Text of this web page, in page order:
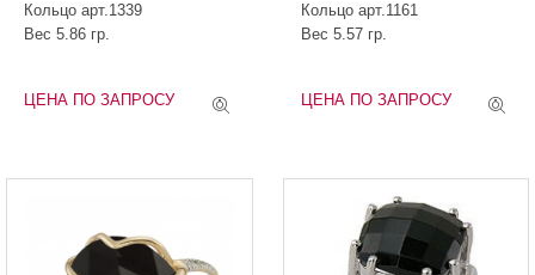
Кольцо арт.1339
Вес 5.86 гр.
ЦЕНА ПО ЗАПРОСУ
Кольцо арт.1161
Вес 5.57 гр.
ЦЕНА ПО ЗАПРОСУ